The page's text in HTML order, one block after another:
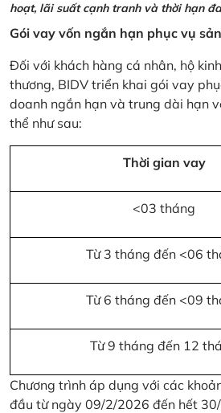
hoạt, lãi suất cạnh tranh và thời hạn
Gói vay vốn ngắn hạn phục vụ
Đối với khách hàng cá nhân, hộ
thương, BIDV triển khai gói vay
doanh ngắn hạn và trung dài hạn
thể như sau:
Thời gian vay
<03 tháng
Từ 3 tháng đến <06
Từ 6 tháng đến <09
Từ 9 tháng đến 12
Chương trình áp dụng với các
đầu từ ngày 09/2/2026 đến hết